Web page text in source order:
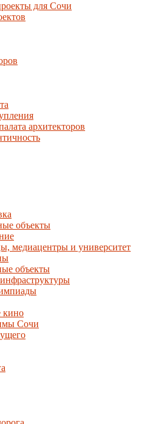
для Сочи
архитекторов
объекты
медиацентры и университет
объекты
кино
Сочи